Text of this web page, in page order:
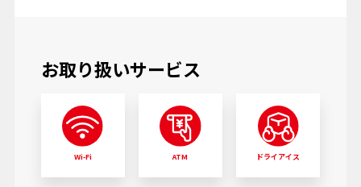
お取り扱いサービス
Wi-Fi ATM ドライアイス